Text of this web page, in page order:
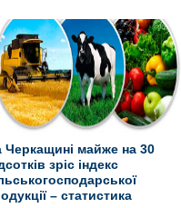
Черкащині майже на 30
зріс індекс
– статистика